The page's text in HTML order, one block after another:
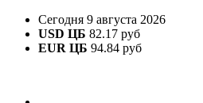
Сегодня 9 августа 2026
USD ЦБ 82.17 руб
EUR ЦБ 94.84 руб